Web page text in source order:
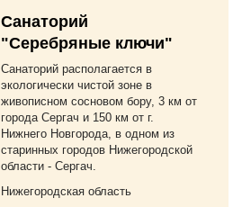
Санаторий
"Серебряные ключи"
Санаторий располагается в
экологически чистой зоне в
живописном сосновом бору, 3 км от
города Сергач и 150 км от г.
Нижнего Новгорода, в одном из
старинных городов Нижегородской
области - Сергач.
Нижегородская область